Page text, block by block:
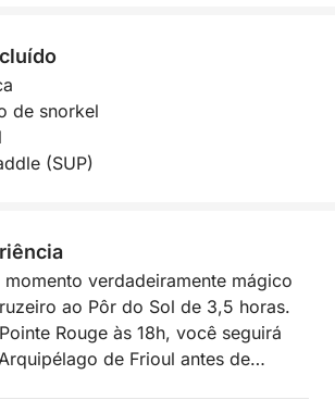
de snorkel
(SUP)
verdadeiramente mágico
ao Pôr do Sol de 3,5 horas.
Rouge às 18h, você seguirá
de Frioul antes de
Malmousque, um local privilegiado